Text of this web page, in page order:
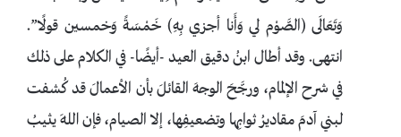
وَتَعَالَى (الصَّوْم لي وَأَنا أجزي بِهِ) خَمْسَةً وَخمسين قولًا”.
انتهى. وقد أطال ابنُ دقيق العيد -أيضًا- في الكلام على ذلك
في شرح الإلمام، ورجَّحَ الوجهَ القائلَ بأن الأعمالَ قد كُشفت
لبني آدمَ مقاديرُ ثوابِها وتضعيفِها، إلا الصيام، فإن اللهَ يثيبُ